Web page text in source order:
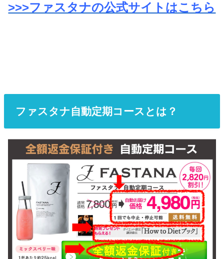
>>>ファスタナの公式サイトはこちら
ファスタナ自動定期コースとは？